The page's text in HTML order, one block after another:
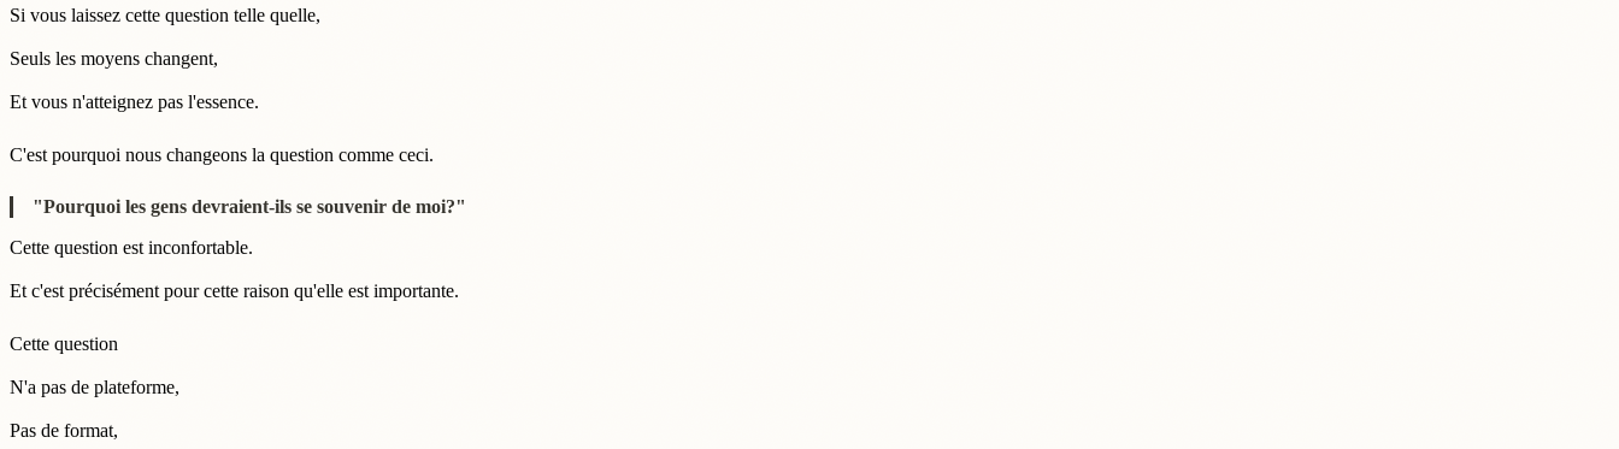
Si vous laissez cette question telle quelle,
Seuls les moyens changent,
Et vous n'atteignez pas l'essence.
C'est pourquoi nous changeons la question comme ceci.
"Pourquoi les gens devraient-ils se souvenir de moi?"
Cette question est inconfortable.
Et c'est précisément pour cette raison qu'elle est importante.
Cette question
N'a pas de plateforme,
Pas de format,